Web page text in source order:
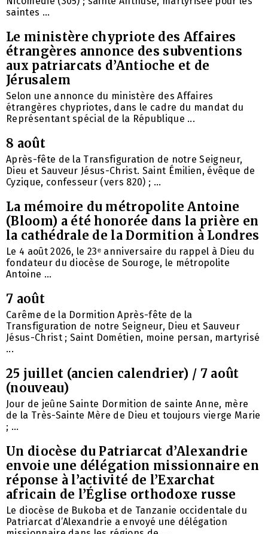
saintes ...
Le ministère chypriote des Affaires
étrangères annonce des subventions
aux patriarcats d’Antioche et de
Jérusalem
Selon une annonce du ministère des Affaires
étrangères chypriotes, dans le cadre du mandat du
Représentant spécial de la République ...
8 août
Après-fête de la Transfiguration de notre Seigneur,
Dieu et Sauveur Jésus-Christ. Saint Émilien, évêque de
Cyzique, confesseur (vers 820) ; ...
La mémoire du métropolite Antoine
(Bloom) a été honorée dans la prière en
la cathédrale de la Dormition à Londres
Le 4 août 2026, le 23ᵉ anniversaire du rappel à Dieu du
fondateur du diocèse de Souroge, le métropolite
Antoine ...
7 août
Carême de la Dormition Après-fête de la
Transfiguration de notre Seigneur, Dieu et Sauveur
Jésus-Christ ; Saint Dométien, moine persan, martyrisé
...
25 juillet (ancien calendrier) / 7 août
(nouveau)
Jour de jeûne Sainte Dormition de sainte Anne, mère
de la Très-Sainte Mère de Dieu et toujours vierge Marie
; ...
Un diocèse du Patriarcat d’Alexandrie
envoie une délégation missionnaire en
réponse à l’activité de l’Exarchat
africain de l’Église orthodoxe russe
Le diocèse de Bukoba et de Tanzanie occidentale du
Patriarcat d’Alexandrie a envoyé une délégation